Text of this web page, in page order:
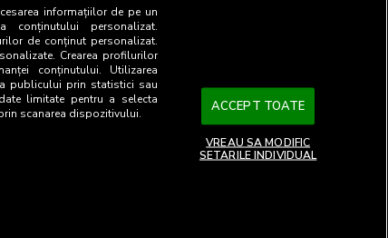
informațiilor de pe un
conținutului personalizat.
de conținut personalizat.
Crearea profilurilor
conținutului. Utilizarea
publicului prin statistici sau
limitate pentru a selecta
scanarea dispozitivului.
ACCEPT TOATE
VREAU SA MODIFIC
SETARILE INDIVIDUAL